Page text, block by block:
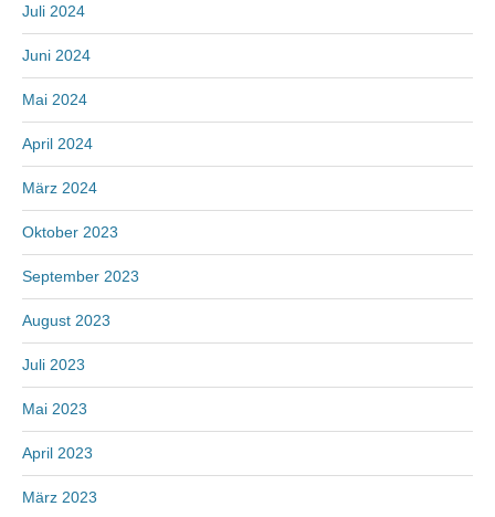
Juli 2024
Juni 2024
Mai 2024
April 2024
März 2024
Oktober 2023
September 2023
August 2023
Juli 2023
Mai 2023
April 2023
März 2023